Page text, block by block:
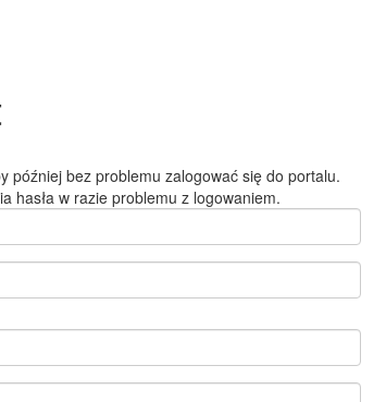
później bez problemu zalogować się do portalu.
hasła w razie problemu z logowaniem.